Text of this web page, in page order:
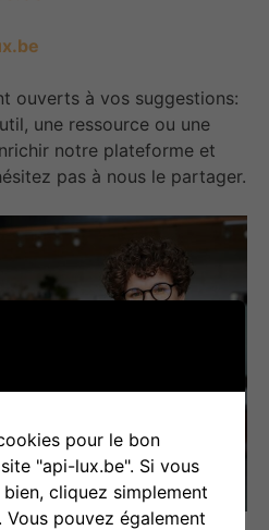
ouverts à vos suggestions:
une ressource ou une
notre plateforme et
pas à nous le partager.
pour le bon
"api-lux.be". Si vous
cliquez simplement
pouvez également